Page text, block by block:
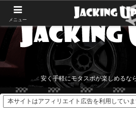
安く手軽にモタスポが楽しめるな
本サイトはアフィリエイト広告を利用してい
メニュー